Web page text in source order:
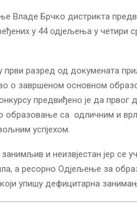
Владе Брчко дистрикта
у 44 одјељења у четири
разред од докумената
о завршеном основном
предвиђено је да првог
образовање са одличним и
успјехом.
и неизвјестан јер се
а ресорно Одјељење за
упишу дефицитарна